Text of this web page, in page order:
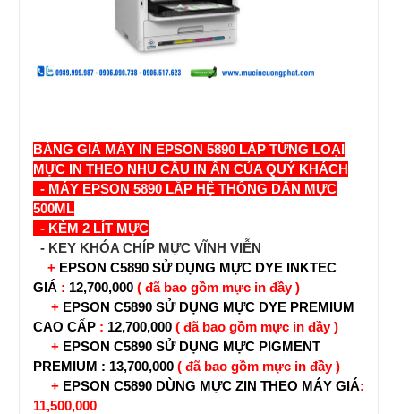
BẢNG GIÁ MÁY IN EPSON 5890 LẮP TỪNG LOẠI
MỰC IN THEO NHU CẦU IN ẤN CỦA QUÝ KHÁCH
- MÁY EPSON 5890 LẮP HỆ THỐNG DẪN MỰC
500ML
- KÈM 2 LÍT MỰC
- KEY KHÓA CHÍP MỰC VĨNH VIỄN
+ EPSON C5890 SỬ DỤNG MỰC DYE INKTEC
GIÁ : 12,700,000 ( đã bao gồm mực in đầy )
+ EPSON C5890 SỬ DỤNG MỰC DYE PREMIUM
CAO CẤP : 12,700,000 ( đã bao gồm mực in đầy )
+ EPSON C5890 SỬ DỤNG MỰC PIGMENT
PREMIUM : 13,700,000 ( đã bao gồm mực in đầy )
+ EPSON C5890 DÙNG MỰC ZIN THEO MÁY GIÁ:
11,500,000